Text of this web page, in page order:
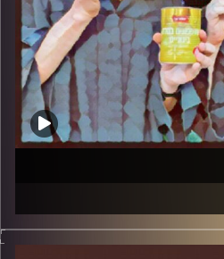
עם פרופסור בועז בן-